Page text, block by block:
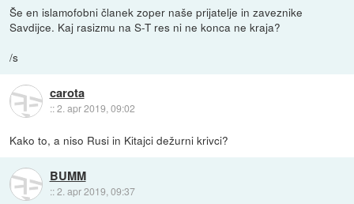
Še en islamofobni članek zoper naše prijatelje in zaveznike
Savdijce. Kaj rasizmu na S-T res ni ne konca ne kraja?
/s
carota
::2. apr 2019, 09:02
Kako to, a niso Rusi in Kitajci dežurni krivci?
BUMM
::2. apr 2019, 09:37